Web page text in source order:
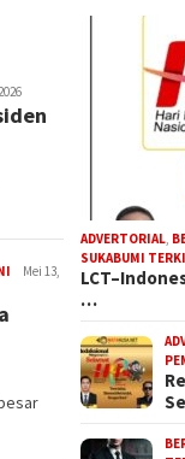
Mei 13,
ADVERTORIAL
SUKABUMI
…